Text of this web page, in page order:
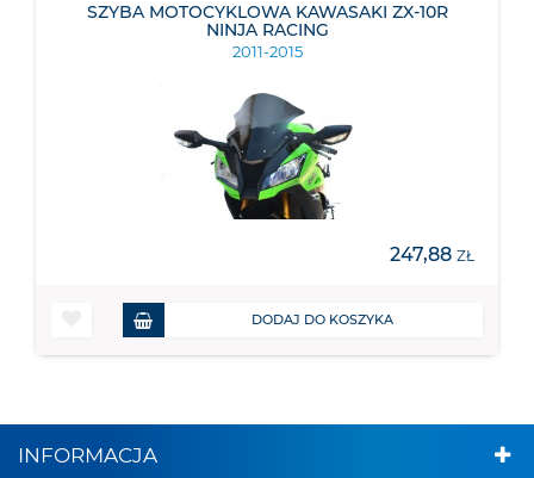
SZYBA MOTOCYKLOWA KAWASAKI ZX-10R
NINJA RACING
2011-2015
247,88 ZŁ
DODAJ DO KOSZYKA
INFORMACJA